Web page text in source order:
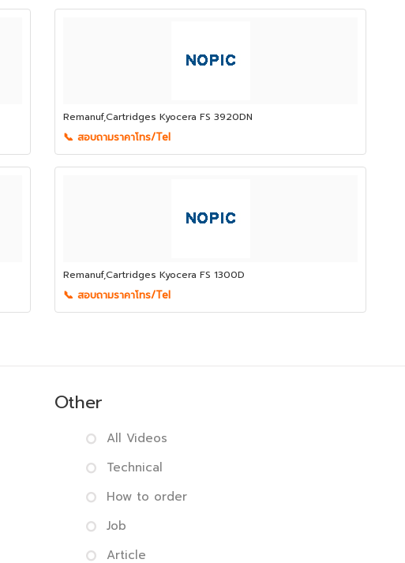
Remanuf,Cartridges Kyocera FS 3920DN
📞 สอบถามราคาโทร/Tel
Remanuf,Cartridges Kyocera FS 1300D
📞 สอบถามราคาโทร/Tel
Other
All Videos
Technical
How to order
Job
Article